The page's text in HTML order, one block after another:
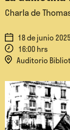
Charla de
18 de junio 2025
16:00 hrs
Auditorio